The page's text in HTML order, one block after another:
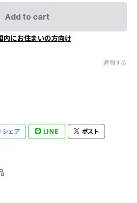
Add to cart
内にお住まいの方向け
通報する
シェア LINE ポスト